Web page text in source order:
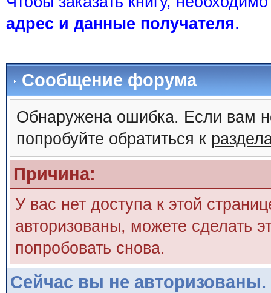
адрес и данные получателя.
Сообщение форума
Обнаружена ошибка. Если вам
попробуйте обратиться к
Причина:
У вас нет доступа к этой
авторизованы, можете сделать
попробовать снова.
Сейчас вы не авторизованы.